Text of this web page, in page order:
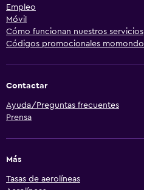
Empleo
Móvil
Cómo funcionan nuestros servicios
Códigos promocionales momondo
Contactar
Ayuda/Preguntas frecuentes
Prensa
Más
Tasas de aerolíneas